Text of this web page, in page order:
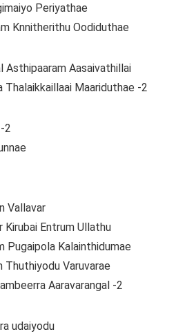
Periyathae
Knnitherithu Oodiduthae
Aasaivathillai
Maariduthae -2
2
Vallavar
Kirubai Entrum Ullathu
Pugaipola Kalainthidumae
Varuvarae
Aaravarangal -2
udaiyodu